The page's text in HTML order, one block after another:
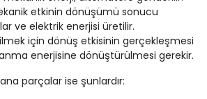
etkinin dönüşümü sonucu
ve elektrik enerjisi üretilir.
için dönüş etkisinin gerçekleşmesi
enerjisine dönüştürülmesi gerekir.
parçalar ise şunlardır: